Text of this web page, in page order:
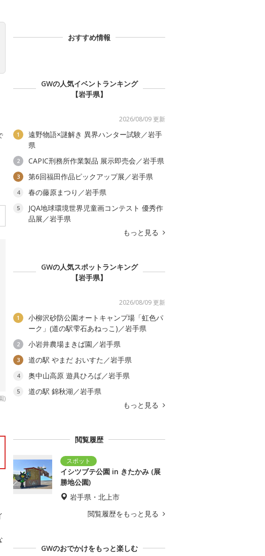
)
おすすめ情報
GWの人気イベントランキング
【岩手県】
2026/08/09 更新
1
遠野物語×謎解き 異界ハンター試験／岩手
県
2 CAPIC刑務所作業製品 展示即売会／岩手県
3 第6回福田作品ピックアップ展／岩手県
4 春の藤原まつり／岩手県
5
JQA地球環境世界児童画コンテスト 優秀作
品展／岩手県
もっと見る
GWの人気スポットランキング
【岩手県】
2026/08/09 更新
1
小柳沢砂防公園オートキャンプ場「虹色パ
ーク」(道の駅雫石あねっこ)／岩手県
2 小岩井農場まきば園／岩手県
3 道の駅 やまだ おいすた／岩手県
4 奥中山高原 遊具ひろば／岩手県
5
道の駅 錦秋湖／岩手県
もっと見る
閲覧履歴
イシツブテ公園 in きたかみ (展
勝地公園)
岩手県・北上市
閲覧履歴をもっと見る
GWのおでかけをもっと楽しむ